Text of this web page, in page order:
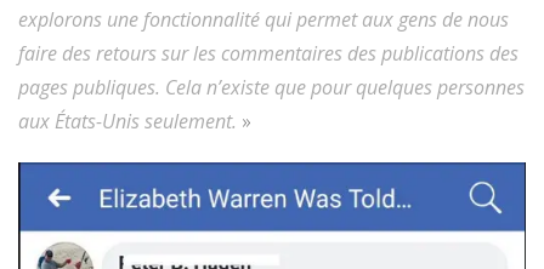
explorons une fonctionnalité qui permet aux gens de nous
faire des retours sur les commentaires des publications des
pages publiques. Cela n’existe que pour quelques personnes
aux États-Unis seulement. »